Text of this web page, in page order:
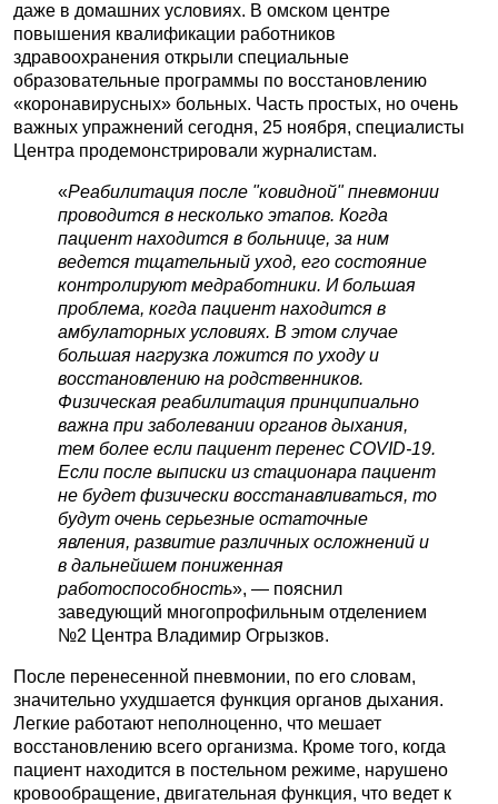
даже в домашних условиях. В омском центре
повышения квалификации работников
здравоохранения открыли специальные
образовательные программы по восстановлению
«коронавирусных» больных. Часть простых, но очень
важных упражнений сегодня, 25 ноября, специалисты
Центра продемонстрировали журналистам.
«Реабилитация после "ковидной" пневмонии
проводится в несколько этапов. Когда
пациент находится в больнице, за ним
ведется тщательный уход, его состояние
контролируют медработники. И большая
проблема, когда пациент находится в
амбулаторных условиях. В этом случае
большая нагрузка ложится по уходу и
восстановлению на родственников.
Физическая реабилитация принципиально
важна при заболевании органов дыхания,
тем более если пациент перенес COVID-19.
Если после выписки из стационара пациент
не будет физически восстанавливаться, то
будут очень серьезные остаточные
явления, развитие различных осложнений и
в дальнейшем пониженная
работоспособность», — пояснил
заведующий многопрофильным отделением
№2 Центра Владимир Огрызков.
После перенесенной пневмонии, по его словам,
значительно ухудшается функция органов дыхания.
Легкие работают неполноценно, что мешает
восстановлению всего организма. Кроме того, когда
пациент находится в постельном режиме, нарушено
кровообращение, двигательная функция, что ведет к